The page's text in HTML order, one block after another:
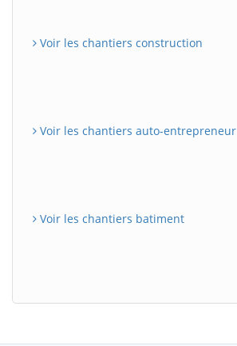
Voir les chantiers construction
Voir les chantiers auto-entrepreneur
Voir les chantiers batiment